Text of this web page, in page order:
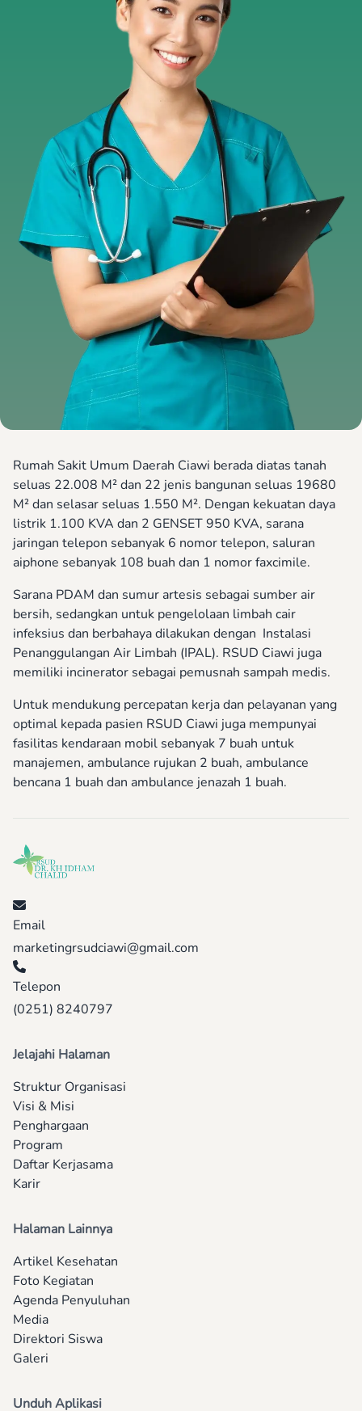
Rumah Sakit Umum Daerah Ciawi berada diatas tanah
seluas 22.008 M² dan 22 jenis bangunan seluas 19680
M² dan selasar seluas 1.550 M². Dengan kekuatan daya
listrik 1.100 KVA dan 2 GENSET 950 KVA, sarana
jaringan telepon sebanyak 6 nomor telepon, saluran
aiphone sebanyak 108 buah dan 1 nomor faxcimile.
Sarana PDAM dan sumur artesis sebagai sumber air
bersih, sedangkan untuk pengelolaan limbah cair
infeksius dan berbahaya dilakukan dengan Instalasi
Penanggulangan Air Limbah (IPAL). RSUD Ciawi juga
memiliki incinerator sebagai pemusnah sampah medis.
Untuk mendukung percepatan kerja dan pelayanan yang
optimal kepada pasien RSUD Ciawi juga mempunyai
fasilitas kendaraan mobil sebanyak 7 buah untuk
manajemen, ambulance rujukan 2 buah, ambulance
bencana 1 buah dan ambulance jenazah 1 buah.
Email
marketingrsudciawi@gmail.com
Telepon
(0251) 8240797
Jelajahi Halaman
Struktur Organisasi
Visi & Misi
Penghargaan
Program
Daftar Kerjasama
Karir
Halaman Lainnya
Artikel Kesehatan
Foto Kegiatan
Agenda Penyuluhan
Media
Direktori Siswa
Galeri
Unduh Aplikasi